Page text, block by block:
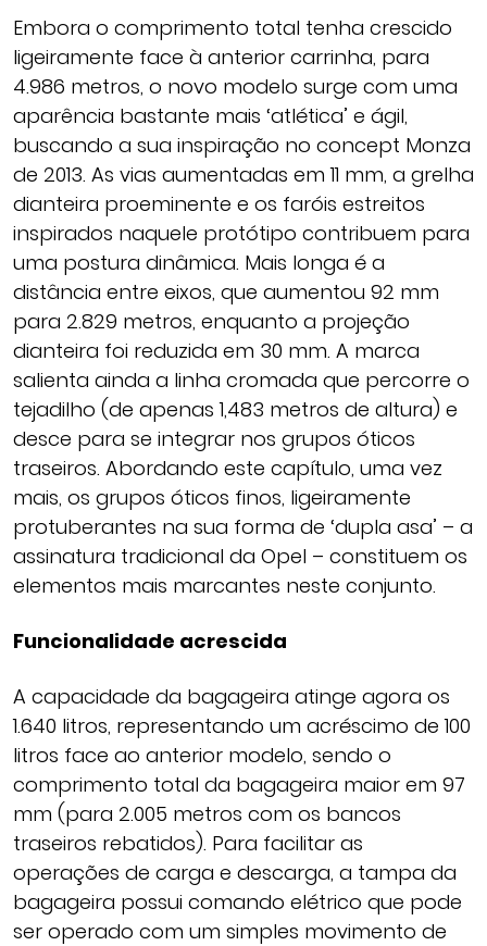
Embora o comprimento total tenha crescido
ligeiramente face à anterior carrinha, para
4.986 metros, o novo modelo surge com uma
aparência bastante mais ‘atlética’ e ágil,
buscando a sua inspiração no concept Monza
de 2013. As vias aumentadas em 11 mm, a grelha
dianteira proeminente e os faróis estreitos
inspirados naquele protótipo contribuem para
uma postura dinâmica. Mais longa é a
distância entre eixos, que aumentou 92 mm
para 2.829 metros, enquanto a projeção
dianteira foi reduzida em 30 mm. A marca
salienta ainda a linha cromada que percorre o
tejadilho (de apenas 1,483 metros de altura) e
desce para se integrar nos grupos óticos
traseiros. Abordando este capítulo, uma vez
mais, os grupos óticos finos, ligeiramente
protuberantes na sua forma de ‘dupla asa’ – a
assinatura tradicional da Opel – constituem os
elementos mais marcantes neste conjunto.
Funcionalidade acrescida
A capacidade da bagageira atinge agora os
1.640 litros, representando um acréscimo de 100
litros face ao anterior modelo, sendo o
comprimento total da bagageira maior em 97
mm (para 2.005 metros com os bancos
traseiros rebatidos). Para facilitar as
operações de carga e descarga, a tampa da
bagageira possui comando elétrico que pode
ser operado com um simples movimento de